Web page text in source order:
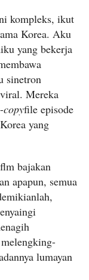
kompleks, ikut
Korea. Aku
yang bekerja
sinetron
Mereka
copyfile episode
yang
bajakan
apapun, semua
lumayan